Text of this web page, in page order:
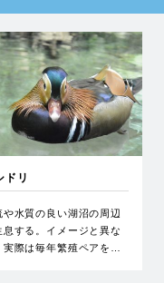
ドリ
や水質の良い湖沼の周辺
息する。イメージと異な
実際は毎年繁殖ペアを…